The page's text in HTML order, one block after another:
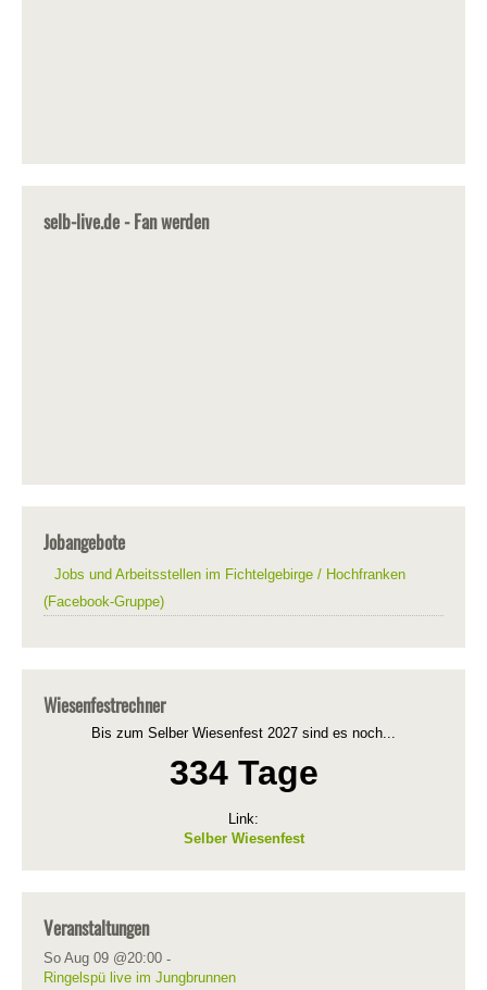
selb-live.de - Fan werden
Jobangebote
Jobs und Arbeitsstellen im Fichtelgebirge / Hochfranken
(Facebook-Gruppe)
Wiesenfestrechner
Bis zum Selber Wiesenfest 2027 sind es noch...
334 Tage
Link:
Selber Wiesenfest
Veranstaltungen
So Aug 09 @20:00 -
Ringelspü live im Jungbrunnen